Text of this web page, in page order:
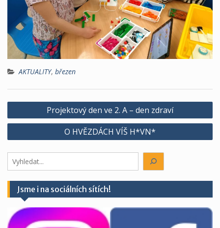
AKTUALITY, březen
Navigace
pro
Projektový den ve 2. A – den zdraví
O HVĚZDÁCH VÍŠ H*VN*
Hledáte
něco?
Jsme i na sociálních sítích!